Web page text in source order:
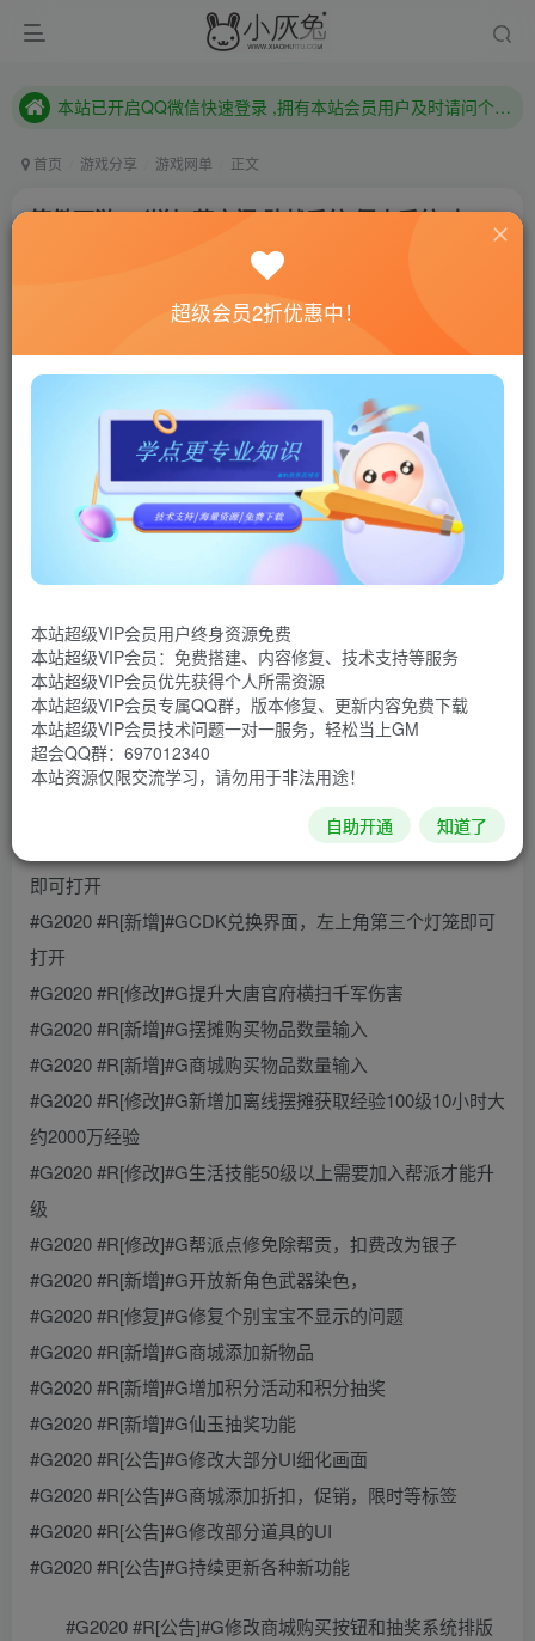
本站已开启QQ微信快速登录 ,拥有本站会员用户及时请问个人中心绑定！
首页 游戏分享 游戏网单 正文
笑傲西游2（增加藏宝阁.助战系统.假人系统.内
1430 11
联网教程： 内附教程
单机教程： 内附教程
不懂的话联系客服！！！
[wm_notice]笑傲西游2（增加藏宝阁.助战系统.假人系
统）[/wm_notice]
[新增]#G每日10元礼包包含1000仙玉500-3000万银子随
[新增]#G首冲礼包包含120无级别一套3000万银子5000万储
备
[新增]#G添加召唤兽洗点（每个超级巫医都可以消耗3000万
银子）
#G2020 #R[修复]#G修复饰品加成问题
#G2020 #R[新增]#G添加召唤兽内丹如果打满可以顶格子
#G2020 #R[新增]#G新手指引界面，点击左上角的新手指引
即可打开
#G2020 #R[新增]#GCDK兑换界面，左上角第三个灯笼即可
打开
#G2020 #R[修改]#G提升大唐官府横扫千军伤害
#G2020 #R[新增]#G摆摊购买物品数量输入
#G2020 #R[新增]#G商城购买物品数量输入
#G2020 #R[修改]#G新增加离线摆摊获取经验100级10小时大
约2000万经验
#G2020 #R[修改]#G生活技能50级以上需要加入帮派才能升
级
#G2020 #R[修改]#G帮派点修免除帮贡，扣费改为银子
#G2020 #R[新增]#G开放新角色武器染色，
#G2020 #R[修复]#G修复个别宝宝不显示的问题
#G2020 #R[新增]#G商城添加新物品
#G2020 #R[新增]#G增加积分活动和积分抽奖
#G2020 #R[新增]#G仙玉抽奖功能
#G2020 #R[公告]#G修改大部分UI细化画面
#G2020 #R[公告]#G商城添加折扣，促销，限时等标签
#G2020 #R[公告]#G修改部分道具的UI
#G2020 #R[公告]#G持续更新各种新功能
#G2020 #R[公告]#G修改商城购买按钮和抽奖系统排版
超级会员2折优惠中！
本站超级VIP会员用户终身资源免费
本站超级VIP会员：免费搭建、内容修复、技术支持等服务
本站超级VIP会员优先获得个人所需资源
本站超级VIP会员专属QQ群，版本修复、更新内容免费下载
本站超级VIP会员技术问题一对一服务，轻松当上GM
超会QQ群：697012340
本站资源仅限交流学习，请勿用于非法用途！
自助开通 知道了